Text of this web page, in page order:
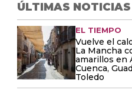
ÚLTIMAS NOTICIAS
EL TIEMPO
Vuelve el
La Mancha
amarillos en
Cuenca,
Toledo